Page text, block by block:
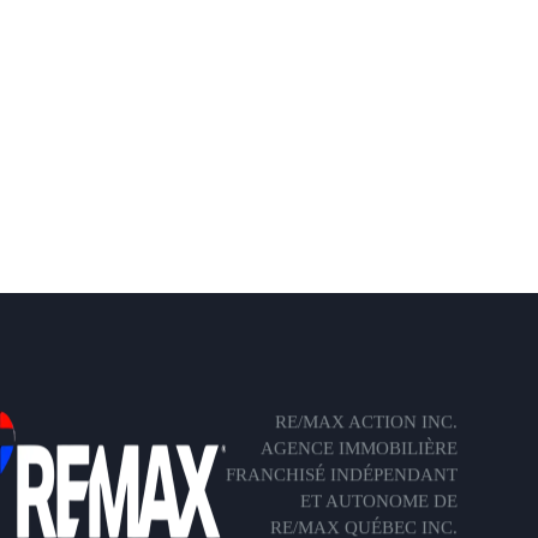
RE/MAX ACTION INC.
AGENCE IMMOBILIÈRE
FRANCHISÉ INDÉPENDANT
ET AUTONOME DE
RE/MAX QUÉBEC INC.